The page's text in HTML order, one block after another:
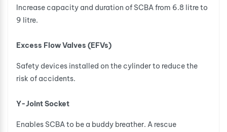
Increase capacity and duration of SCBA from 6.8 litre to
9 litre.
Excess Flow Valves (EFVs)
Safety devices installed on the cylinder to reduce the
risk of accidents.
Y-Joint Socket
Enables SCBA to be a buddy breather. A rescue